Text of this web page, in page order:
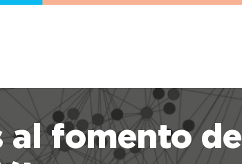
fomento del